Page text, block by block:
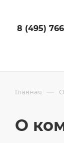
8 (495)
Главная —
О